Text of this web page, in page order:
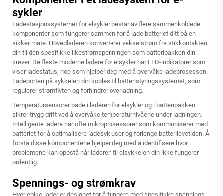
sykler
Ladestasjonssystemet for elsykler består av flere sammenkoblede
komponenter som fungerer sammen for å lade batteriet ditt på en
sikker måte. Hovedladeren konverterer vekselstrøm fra stikkontakten
din til den spesifikke likestrømspenningen som batteripakken din
krever. De fleste moderne ladere for elsykler har LED-indikatorer som
viser ladestatus, noe som hjelper deg med å overvåke ladeprosessen.
Ladeporten på sykkelen din kobles til batteristyringssystemet, som
regulerer strømflyten og forhindrer overladning.
Temperatursensorer både i laderen for elsykler og i batteripakken
sikrer trygg drift ved å overvåke temperaturnivåene under ladningen.
Intelligente ladere har ofte mikroprosessorer som kommuniserer med
batteriet for å optimalisere ladesykluser og forlenge batterilevetiden. Å
forstå disse komponentene hjelper deg med å identifisere hvor
problemene kan oppstå når laderen til elsykkelen din ikke fungerer
ordentlig.
Spennings- og strømkrav
Hver ebike-lader er designet for å fungere med spesifikke spennings-